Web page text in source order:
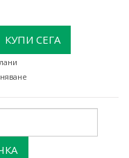
КУПИ СЕГА